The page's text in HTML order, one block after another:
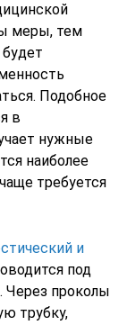
меры, тем
Подобное
в
нужные
наиболее
требуется
и
под
Через проколы
трубку,